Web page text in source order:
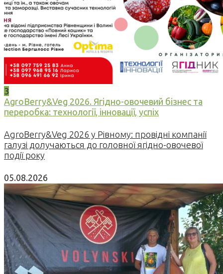
3
AgroBerry&Veg 2026. Ягідно-овочевий бізнес та
переробка: технології, інновації, успіх
AgroBerry&Veg 2026 у Рівному: провідні компанії
галузі долучаються до головної ягідно-овочевої
події року
05.08.2026